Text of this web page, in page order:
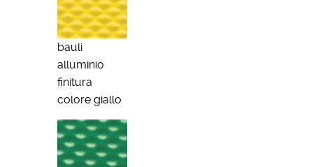
bauli
alluminio
finitura
colore giallo